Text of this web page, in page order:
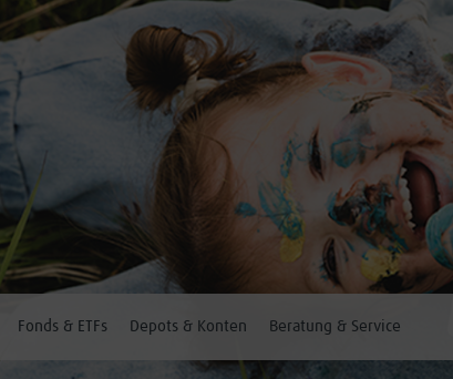
Fonds & ETFs Depots & Konten Beratung & Service